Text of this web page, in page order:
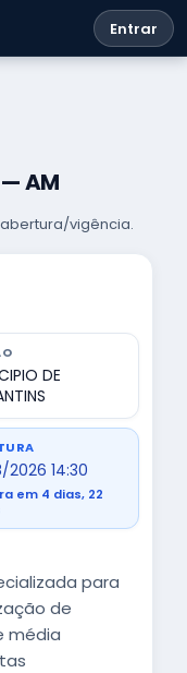
Entrar
AM
vigência.
DE
2026 14:30
em 4 dias, 22
para
de
média